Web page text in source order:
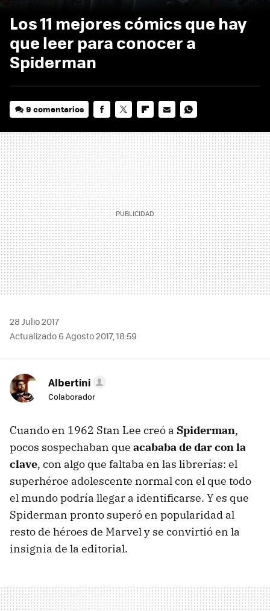
Los 11 mejores cómics que hay
que leer para conocer a
Spiderman
9 comentarios
MAIL
28 Julio 2017
Actualizado 6 Agosto 2017, 18:59
Albertini
Colaborador
Cuando en 1962 Stan Lee creó a Spiderman,
pocos sospechaban que acababa de dar con la
clave, con algo que faltaba en las librerías: el
superhéroe adolescente normal con el que todo
el mundo podría llegar a identificarse. Y es que
Spiderman pronto superó en popularidad al
resto de héroes de Marvel y se convirtió en la
insignia de la editorial.